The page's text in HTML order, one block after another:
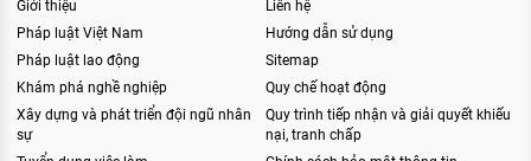
Giới thiệu
Pháp luật Việt Nam
Pháp luật lao động
Khám phá nghề nghiệp
Xây dựng và phát triển đội ngũ nhân
sự
Liên hệ
Hướng dẫn sử dụng
Sitemap
Quy chế hoạt động
Quy trình tiếp nhận và giải quyết khiếu
nại, tranh chấp